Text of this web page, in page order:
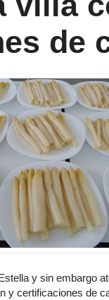
de
y sin embargo
y certificaciones de